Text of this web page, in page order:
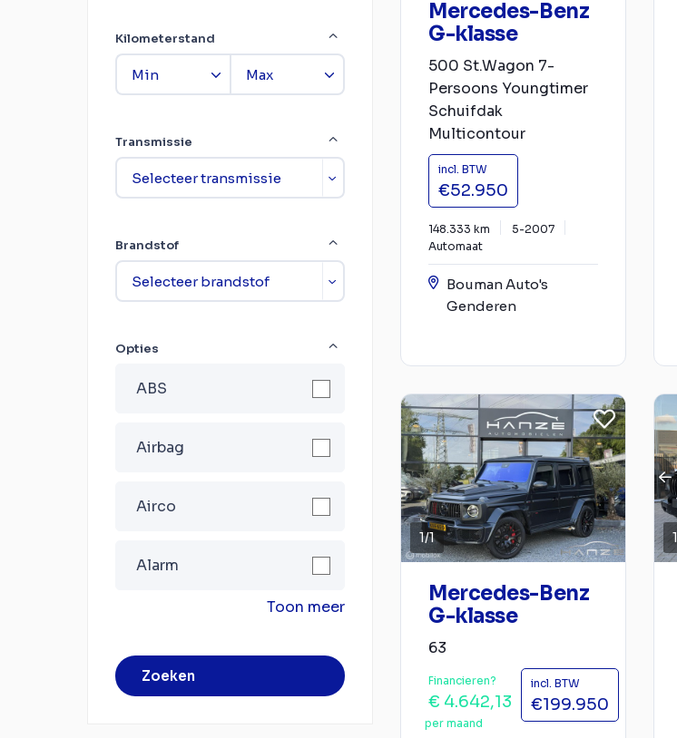
Kilometerstand
Transmissie
Brandstof
Opties
ABS
Airbag
Airco
Alarm
Toon meer
Zoeken
Mercedes-Benz
G-klasse
500 St.Wagon 7-
Persoons Youngtimer
Schuifdak
Multicontour
incl. BTW
€52.950
148.333 km
5-2007
Automaat
Bouman Auto's
Genderen
1/1
Mercedes-Benz
G-klasse
63
Financieren?
€ 4.642,13
per maand
incl. BTW
€199.950
1